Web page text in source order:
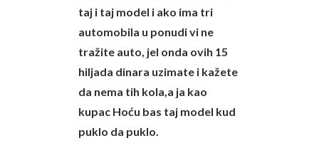
taj i taj model i ako ima tri
automobila u ponudi vi ne
tražite auto, jel onda ovih 15
hiljada dinara uzimate i kažete
da nema tih kola,a ja kao
kupac Hoću bas taj model kud
puklo da puklo.